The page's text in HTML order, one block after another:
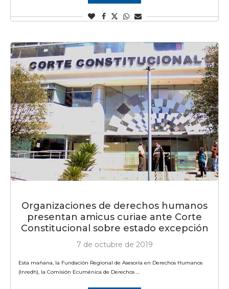
Organizaciones de derechos humanos
presentan amicus curiae ante Corte
Constitucional sobre estado excepción
7 de octubre de 2019
Esta mañana, la Fundación Regional de Asesoría en Derechos Humanos
(Inredh), la Comisión Ecuménica de Derechos …